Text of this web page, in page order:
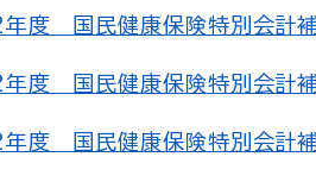
度 国民健康保険特別会計
度 国民健康保険特別会計
度 国民健康保険特別会計